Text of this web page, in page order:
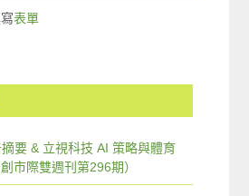
表單
要 & 立視科技 AI 策略與體育
市際雙週刊第296期）